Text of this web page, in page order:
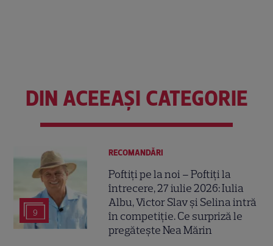
DIN ACEEAȘI CATEGORIE
9
RECOMANDĂRI
Poftiți pe la noi – Poftiți la
întrecere, 27 iulie 2026: Iulia
Albu, Victor Slav și Selina intră
în competiție. Ce surpriză le
pregătește Nea Mărin